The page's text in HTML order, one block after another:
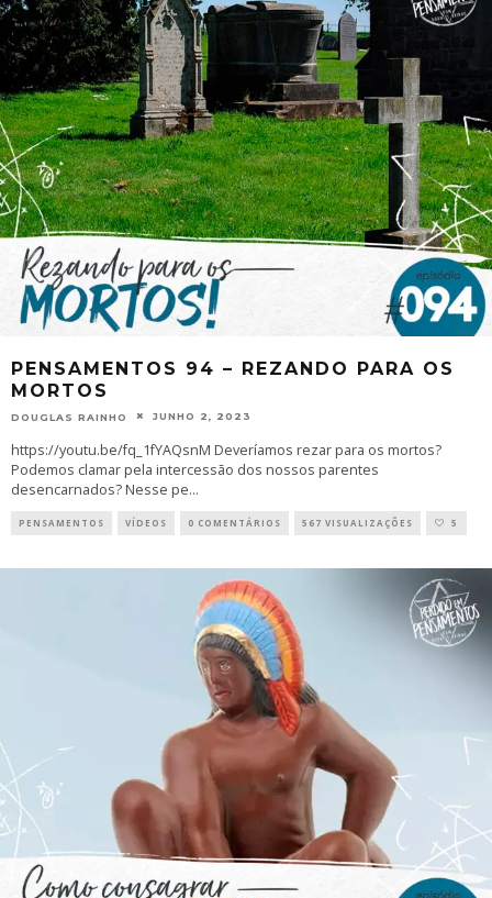
PENSAMENTOS 94 – REZANDO PARA OS
MORTOS
DOUGLAS RAINHO JUNHO 2, 2023
https://youtu.be/fq_1fYAQsnM Deveríamos rezar para os mortos?
Podemos clamar pela intercessão dos nossos parentes
desencarnados? Nesse pe...
PENSAMENTOS VÍDEOS 0 COMENTÁRIOS 567 VISUALIZAÇÕES 5